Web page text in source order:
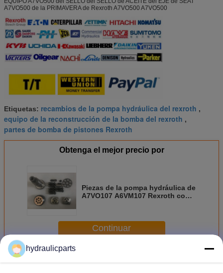
A7VO500 de la PRIMAVERA de Rexroth A7VO500 A7VO500
Etiquetas: recambios de la pompa hydráulica del rexroth ,
equipo de la reconstrucción de la bomba del rexroth ,
partes de bomba de pistones Rexroth
Obtenga el mejor precio por
Piezas de la pompa hydráulica de
A7VO107 A6VM107 Rexroth con
Continuar
MásPartes de bombas hidráulicas Rexroth
hydraulicparts